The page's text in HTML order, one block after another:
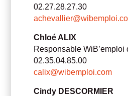
02.27.28.27.30
Chloé ALIX
Responsable WiB’emploi
02.35.04.85.00
calix@wibemploi.com
Cindy DESCORMIER